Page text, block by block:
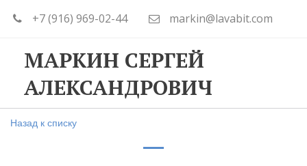
+7 (916) 969-02-44 markin@lavabit.com
МАРКИН СЕРГЕЙ
АЛЕКСАНДРОВИЧ
Назад к списку